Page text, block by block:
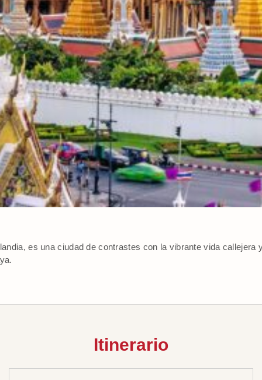
es una ciudad de contrastes con la vibrante vida callejera
Itinerario